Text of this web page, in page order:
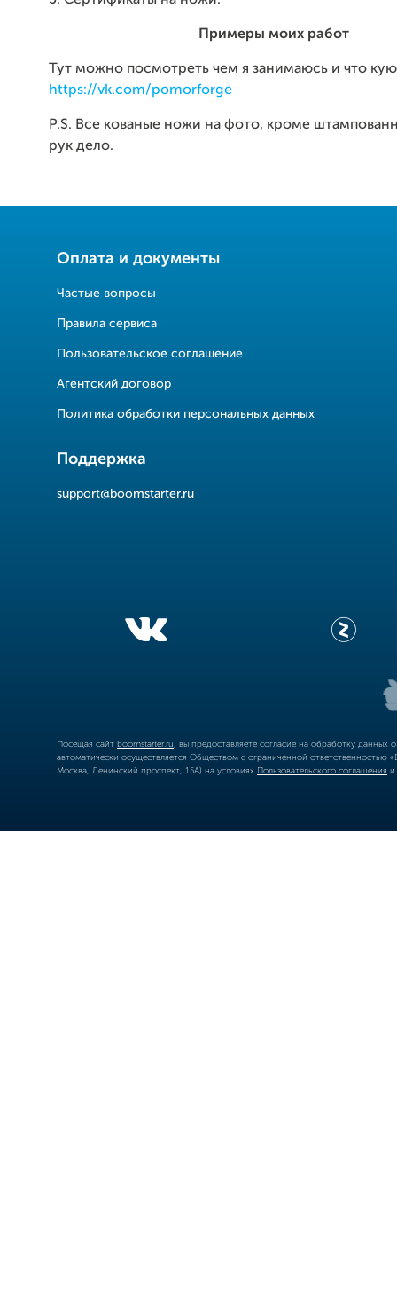
Примеры моих работ
Тут можно посмотреть чем я занимаюсь и что
https://vk.com/pomorforge
P.S. Все кованые ножи на фото, кроме
рук дело.
Оплата и документы
Частые вопросы
Правила сервиса
Пользовательское соглашение
Агентский договор
Политика обработки персональных данных
Поддержка
support@boomstarter.ru
Посещая сайт boomstarter.ru , вы предоставляете согласие на обработку
автоматически осуществляется Обществом с ограниченной
Москва, Ленинский проспект, 15А) на условиях Пользовательского соглашения и